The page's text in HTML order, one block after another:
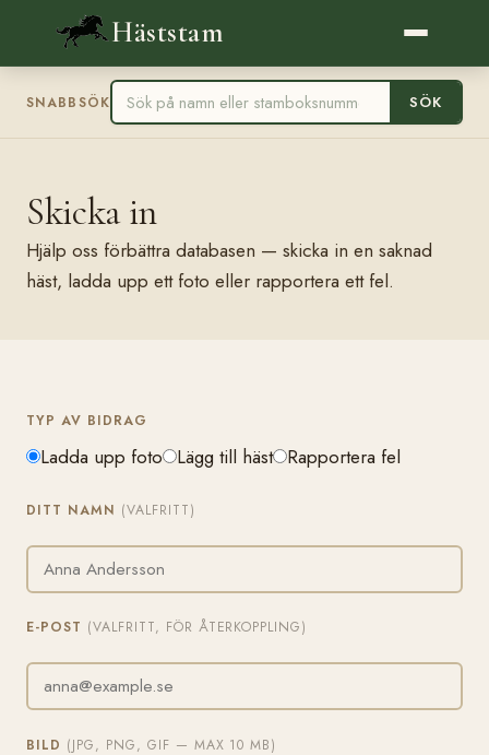
Häststam
SNABBSÖK SÖK
Skicka in
Hjälp oss förbättra databasen — skicka in en saknad
häst, ladda upp ett foto eller rapportera ett fel.
TYP AV BIDRAG
Ladda upp foto Lägg till häst Rapportera fel
DITT NAMN (VALFRITT)
E-POST (VALFRITT, FÖR ÅTERKOPPLING)
BILD (JPG, PNG, GIF — MAX 10 MB)